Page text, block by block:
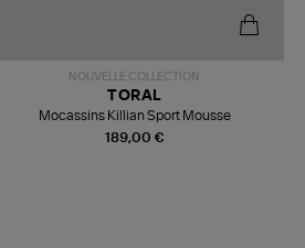
NOUVELLE COLLECTION
189,00 €
TORAL
Mocassins Killian Sport Mousse